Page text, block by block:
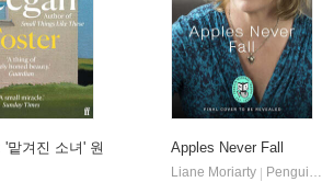
'맡겨진 소녀' 원
Apples Never Fall
Liane Moriarty
Penguin Books